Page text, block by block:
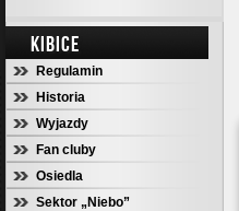
KIBICE
Regulamin
Historia
Wyjazdy
Fan cluby
Osiedla
Sektor „Niebo”